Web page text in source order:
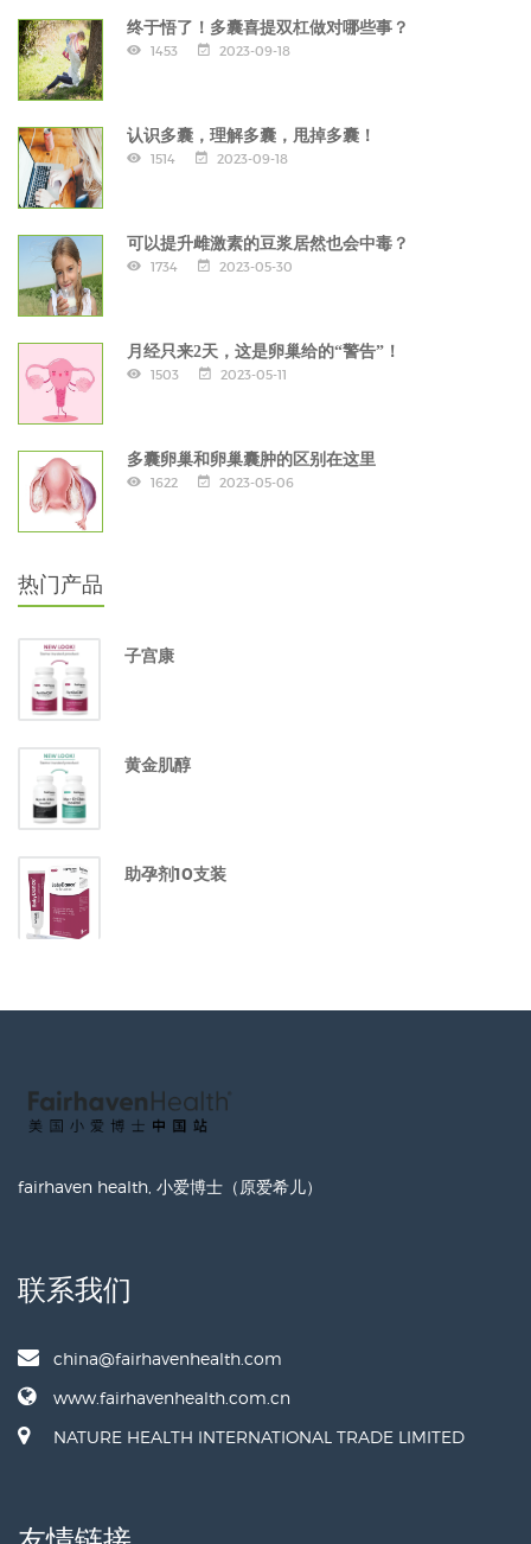
终于悟了！多囊喜提双杠做对哪些事？
1453 2023-09-18
认识多囊，理解多囊，甩掉多囊！
1514 2023-09-18
可以提升雌激素的豆浆居然也会中毒？
1734 2023-05-30
月经只来2天，这是卵巢给的“警告”！
1503 2023-05-11
多囊卵巢和卵巢囊肿的区别在这里
1622 2023-05-06
热门产品
子宫康
黄金肌醇
助孕剂10支装
fairhaven health, 小爱博士（原爱希儿）
联系我们
china@fairhavenhealth.com
www.fairhavenhealth.com.cn
NATURE HEALTH INTERNATIONAL TRADE LIMITED